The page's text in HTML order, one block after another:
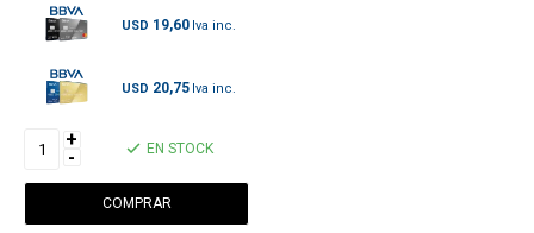
USD 19,60
USD 20,75
+
- EN STOCK